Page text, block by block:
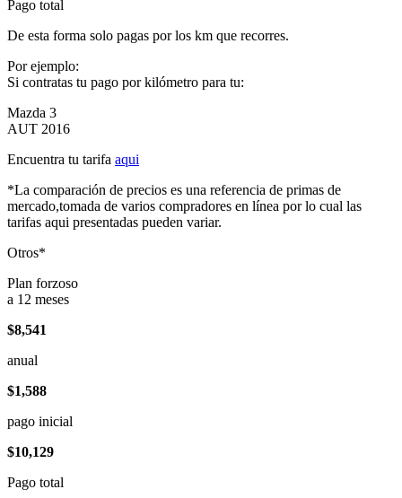
Pago total
De esta forma solo pagas por los km que recorres.
Por ejemplo:
Si contratas tu pago por kilómetro para tu:
Mazda 3
AUT 2016
Encuentra tu tarifa aqui
*La comparación de precios es una referencia de primas de
mercado,tomada de varios compradores en línea por lo cual las
tarifas aqui presentadas pueden variar.
Otros*
Plan forzoso
a 12 meses
$8,541
anual
$1,588
pago inicial
$10,129
Pago total